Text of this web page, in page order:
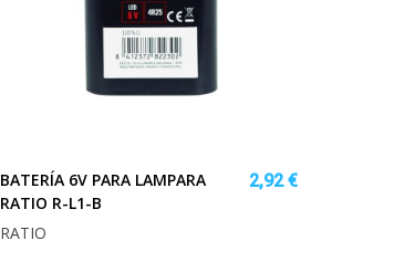
BATERÍA 6V PARA LAMPARA
RATIO R-L1-B
2,92 €
RATIO